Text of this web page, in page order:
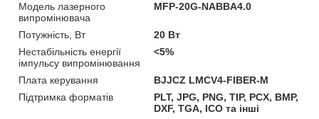
Модель лазерного
випромінювача
MFP-20G-NABBA4.0
Потужність, Вт
20 Вт
Нестабільність енергії
імпульсу випромінювання
<5%
Плата керування
BJJCZ LMCV4-FIBER-M
Підтримка форматів
PLT, JPG, PNG, TIP, PCX, BMP,
DXF, TGA, ICO та інші